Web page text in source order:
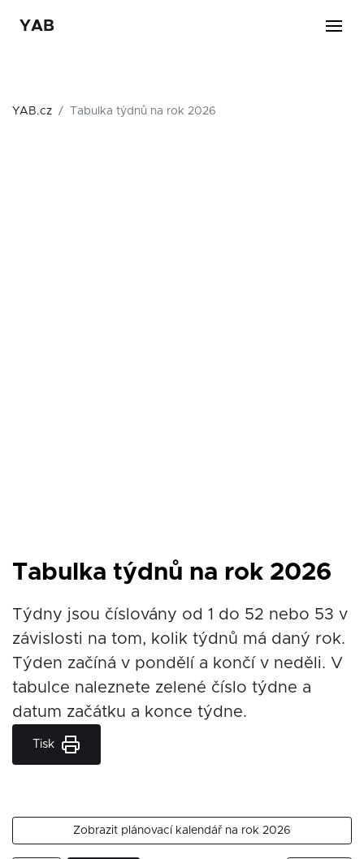
YAB
YAB.cz Tabulka týdnů na rok 2026
Tabulka týdnů na rok 2026
Týdny jsou číslovány od 1 do 52 nebo 53 v
závislosti na tom, kolik týdnů má daný rok.
Týden začíná v pondělí a končí v neděli. V
tabulce naleznete zelené číslo týdne a
datum začátku a konce týdne.
Tisk
Zobrazit plánovací kalendář na rok 2026